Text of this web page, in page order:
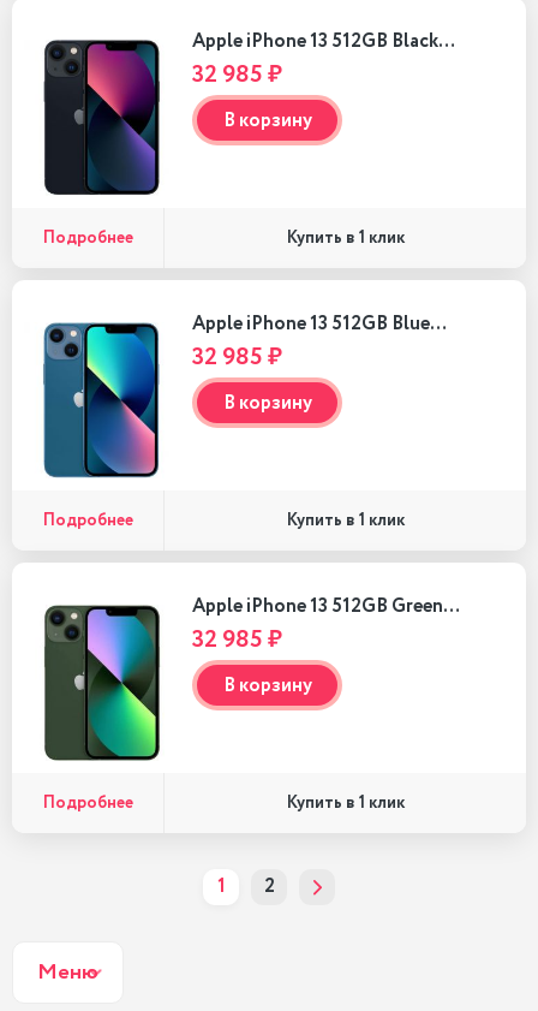
Apple iPhone 13 512GB Black…
32 985 ₽
В корзину
Подробнее Купить в 1 клик
Apple iPhone 13 512GB Blue…
32 985 ₽
В корзину
Подробнее Купить в 1 клик
Apple iPhone 13 512GB Green…
32 985 ₽
В корзину
Подробнее Купить в 1 клик
1 2
Меню